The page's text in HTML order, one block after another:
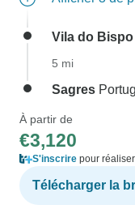
Vila do Bispo
5 mi
Sagres
À partir de
€3,120
S'inscrire pour
Télécharger la